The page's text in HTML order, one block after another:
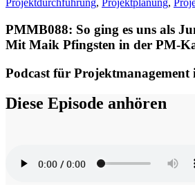
Projektdurchführung, Projektplanung,
PMMB088: So ging es uns als
Mit Maik Pfingsten in der PM-
Podcast für Projektmanagement
Diese Episode anhören